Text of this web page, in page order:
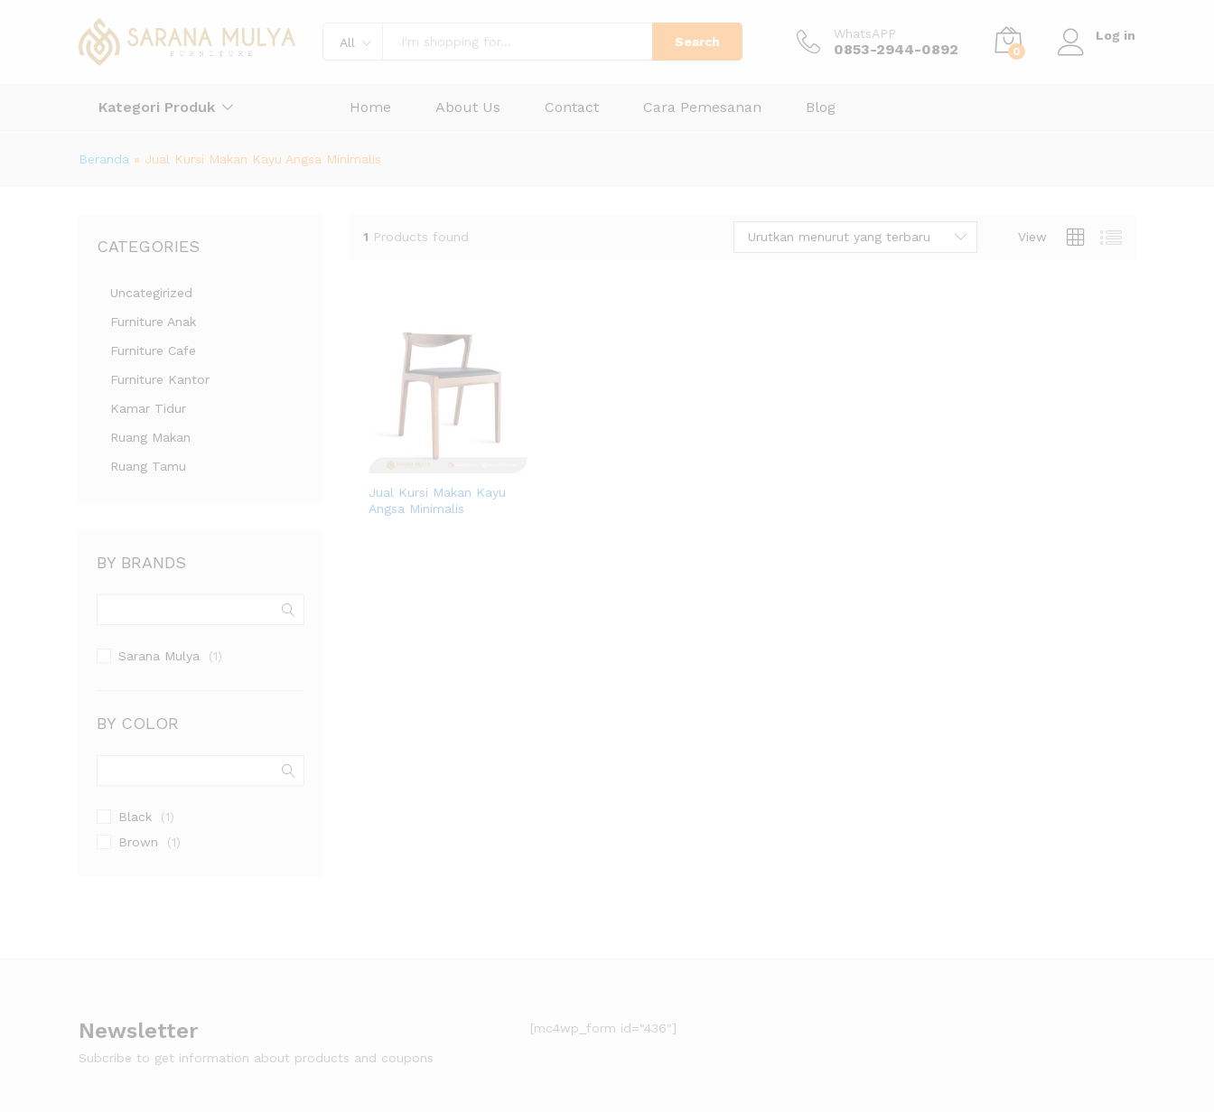
All Search
WhatsAPP
0853-2944-0892 0
Log in
Kategori Produk Home About Us Contact Cara Pemesanan Blog
Beranda » Jual Kursi Makan Kayu Angsa Minimalis
1 Products found View
Urutkan menurut yang terbaru
Jual Kursi Makan Kayu
Angsa Minimalis
CATEGORIES
Uncategirized
Furniture Anak
Furniture Cafe
Furniture Kantor
Kamar Tidur
Ruang Makan
Ruang Tamu
BY BRANDS
Sarana Mulya (1)
BY COLOR
Black (1)
Brown (1)
Newsletter
Subcribe to get information about products and coupons
[mc4wp_form id="436"]